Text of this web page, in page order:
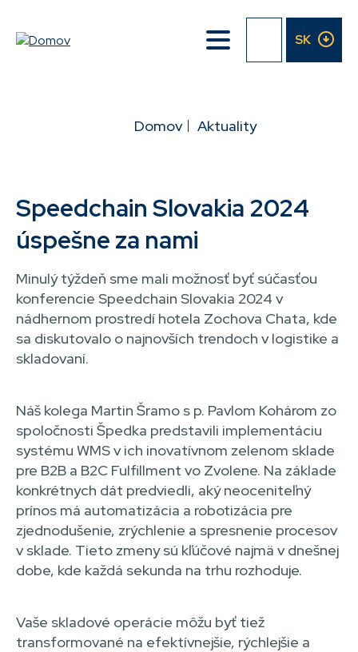
hlavnímu
SK
DROBEČKOVÁDomov Aktuality
Speedchain Slovakia 2024
úspešne za nami
Minulý týždeň sme mali možnosť byť súčasťou
konferencie Speedchain Slovakia 2024 v
nádhernom prostredí hotela Zochova Chata, kde
sa diskutovalo o najnovších trendoch v logistike a
skladovaní.
Náš kolega Martin Šramo s p. Pavlom Kohárom zo
spoločnosti Špedka predstavili implementáciu
systému WMS v ich inovatívnom zelenom sklade
pre B2B a B2C Fulfillment vo Zvolene. Na základe
konkrétnych dát predviedli, aký neoceniteľný
prínos má automatizácia a robotizácia pre
zjednodušenie, zrýchlenie a spresnenie procesov
v sklade. Tieto zmeny sú kľúčové najmä v dnešnej
dobe, kde každá sekunda na trhu rozhoduje.
Vaše skladové operácie môžu byť tiež
transformované na efektívnejšie, rýchlejšie a